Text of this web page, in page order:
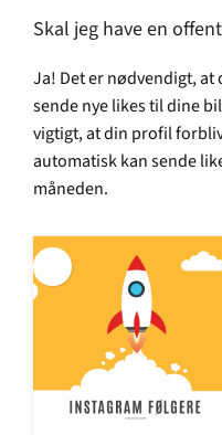
Skal jeg have en
Ja! Det er nødvendigt,
sende nye likes til dine
vigtigt, at din profil
automatisk kan sende
måneden.